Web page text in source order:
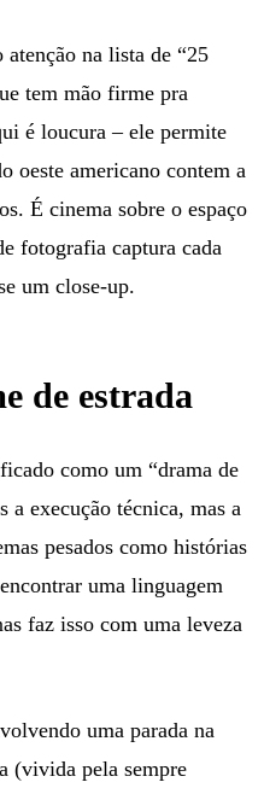
na lista de “25
tem mão firme pra
é loucura – ele permite
oeste americano contem a
É cinema sobre o espaço
fotografia captura cada
um close-up.
de estrada
como um “drama de
a execução técnica, mas a
pesados como histórias
uma linguagem
faz isso com uma leveza
uma parada na
(vivida pela sempre